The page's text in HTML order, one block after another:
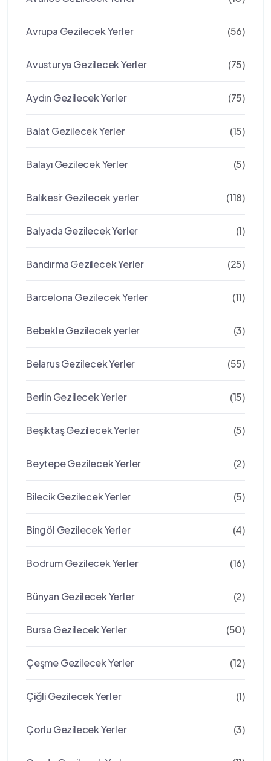
Avrupa Gezilecek Yerler (56)
Avusturya Gezilecek Yerler (75)
Aydın Gezilecek Yerler (75)
Balat Gezilecek Yerler (15)
Balayı Gezilecek Yerler (5)
Balıkesir Gezilecek yerler (118)
Balyada Gezilecek Yerler (1)
Bandırma Gezilecek Yerler (25)
Barcelona Gezilecek Yerler (11)
Bebekle Gezilecek yerler (3)
Belarus Gezilecek Yerler (55)
Berlin Gezilecek Yerler (15)
Beşiktaş Gezilecek Yerler (5)
Beytepe Gezilecek Yerler (2)
Bilecik Gezilecek Yerler (5)
Bingöl Gezilecek Yerler (4)
Bodrum Gezilecek Yerler (16)
Bünyan Gezilecek Yerler (2)
Bursa Gezilecek Yerler (50)
Çeşme Gezilecek Yerler (12)
Çiğli Gezilecek Yerler (1)
Çorlu Gezilecek Yerler (3)